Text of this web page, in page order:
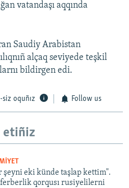
vatandaşı aqqında
Saudiy Arabistan
alçaq seviyede teşkil
bildirgen edi.
siz oquñız Follow us
etiñiz
şeyni eki künde taşlap kettim".
qorqusı rusiyelilerni